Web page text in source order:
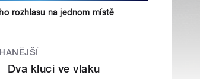
rozhlasu na jednom místě
Dva kluci ve vlaku